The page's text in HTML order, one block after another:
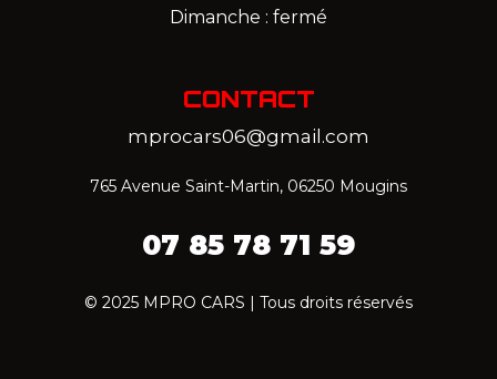
Dimanche : fermé
CONTACT
mprocars06@gmail.com
765 Avenue Saint-Martin, 06250 Mougins
07 85 78 71 59‬
© 2025 MPRO CARS | Tous droits réservés